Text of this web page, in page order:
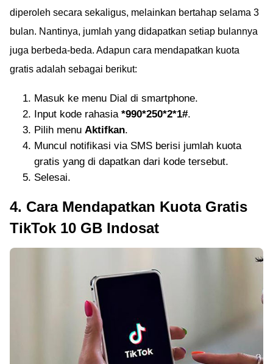
diperoleh secara sekaligus, melainkan bertahap selama 3
bulan. Nantinya, jumlah yang didapatkan setiap bulannya
juga berbeda-beda. Adapun cara mendapatkan kuota
gratis adalah sebagai berikut:
Masuk ke menu Dial di smartphone.
Input kode rahasia *990*250*2*1#.
Pilih menu Aktifkan.
Muncul notifikasi via SMS berisi jumlah kuota
gratis yang di dapatkan dari kode tersebut.
Selesai.
4. Cara Mendapatkan Kuota Gratis
TikTok 10 GB Indosat